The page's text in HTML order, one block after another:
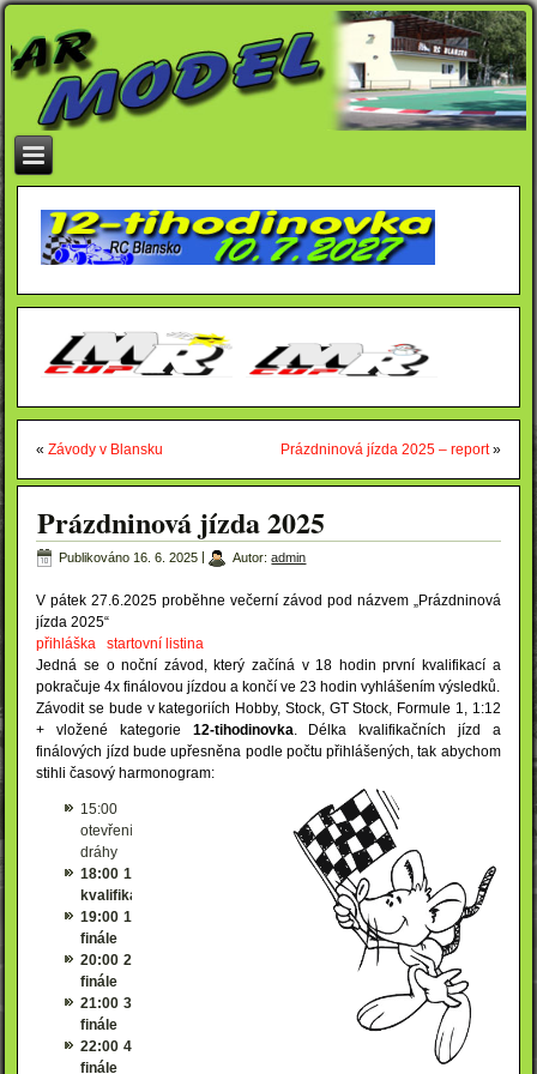
«Závody v Blansku Prázdninová jízda 2025 – report»
Prázdninová jízda 2025
Publikováno 16. 6. 2025 Autor: admin
V pátek 27.6.2025 proběhne večerní závod pod názvem „Prázdninová
jízda 2025“
přihláška
startovní listina
Jedná se o noční závod, který začíná v 18 hodin první kvalifikací a
pokračuje 4x finálovou jízdou a končí ve 23 hodin vyhlášením výsledků.
Závodit se bude v kategoriích Hobby, Stock, GT Stock, Formule 1, 1:12
+ vložené kategorie 12-tihodinovka. Délka kvalifikačních jízd a
finálových jízd bude upřesněna podle počtu přihlášených, tak abychom
stihli časový harmonogram:
15:00
otevření
dráhy
18:00 1
kvalifikace
19:00 1
finále
20:00 2
finále
21:00 3
finále
22:00 4
finále